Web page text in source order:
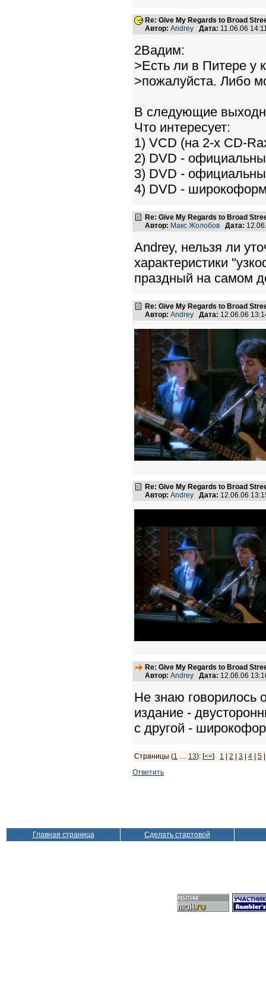
Re: Give My Regards to Broad
Автор: Andrey Дата: 11.06.06
2Вадим:
>Есть ли в Питере у
>пожалуйста. Либо
В следующие
Что интересует:
1) VCD (на 2-х CD-
2) DVD -
3) DVD -
4) DVD -
Re: Give My Regards to Broad
Автор: Макс Жолобов Дата:
Andrey, нельзя ли
характеристики
праздный на самом
Re: Give My Regards to Broad
Автор: Andrey Дата: 12.06.06
Re: Give My Regards to Broad
Автор: Andrey Дата: 12.06.06
Re: Give My Regards to Broad
Автор: Andrey Дата: 12.06.06
Не знаю говорилось
издание -
с другой -
Страницы (1 … 13): [<<] 1 2 3 4 5
Ответить
Главная страница Сделать стартовой